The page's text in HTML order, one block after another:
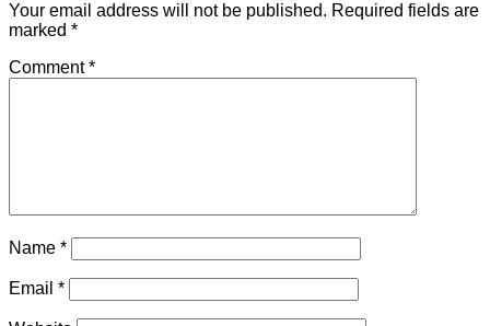
Your email address will not be published. Required fields are
marked *
Comment*
Name *
Email *